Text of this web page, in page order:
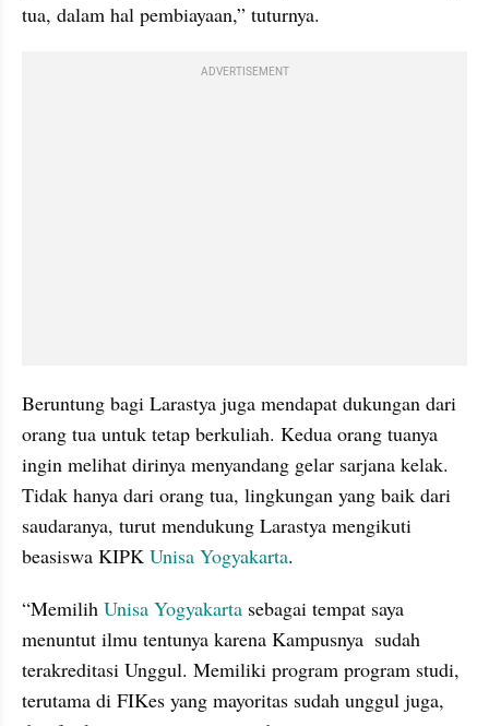
tua, dalam hal pembiayaan,” tuturnya.
ADVERTISEMENT
Beruntung bagi Larastya juga mendapat dukungan dari
orang tua untuk tetap berkuliah. Kedua orang tuanya
ingin melihat dirinya menyandang gelar sarjana kelak.
Tidak hanya dari orang tua, lingkungan yang baik dari
saudaranya, turut mendukung Larastya mengikuti
beasiswa KIPK Unisa Yogyakarta.
“Memilih Unisa Yogyakarta sebagai tempat saya
menuntut ilmu tentunya karena Kampusnya  sudah
terakreditasi Unggul. Memiliki program program studi,
terutama di FIKes yang mayoritas sudah unggul juga,